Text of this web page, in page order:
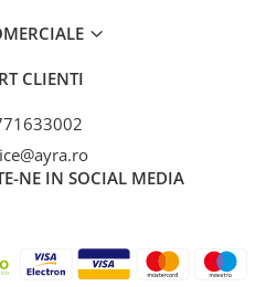
CLIENTI
NE IN SOCIAL MEDIA